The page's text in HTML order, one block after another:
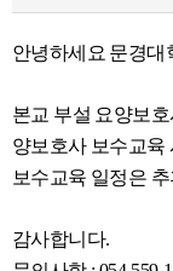
안녕하세요 문경대
본교 부설 요양보
양보호사 보수교육
보수교육 일정은
감사합니다.